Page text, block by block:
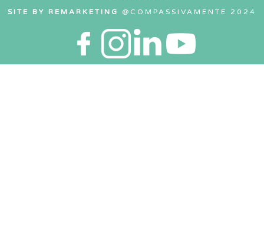
SITE BY REMARKETING @COMPASSIVAMENTE 2024